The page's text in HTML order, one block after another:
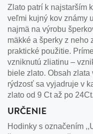
Zlato patrí k najstarším
veľmi kujný kov známy
najmä na výrobu
mäkké a šperky z neho
praktické použitie.
vzniknutú zliatinu –
biele zlato. Obsah
rýdzosť sa vyjadruje v
zlato od 9 Ct až po 24Ct.
URČENIE
Hodinky s označením